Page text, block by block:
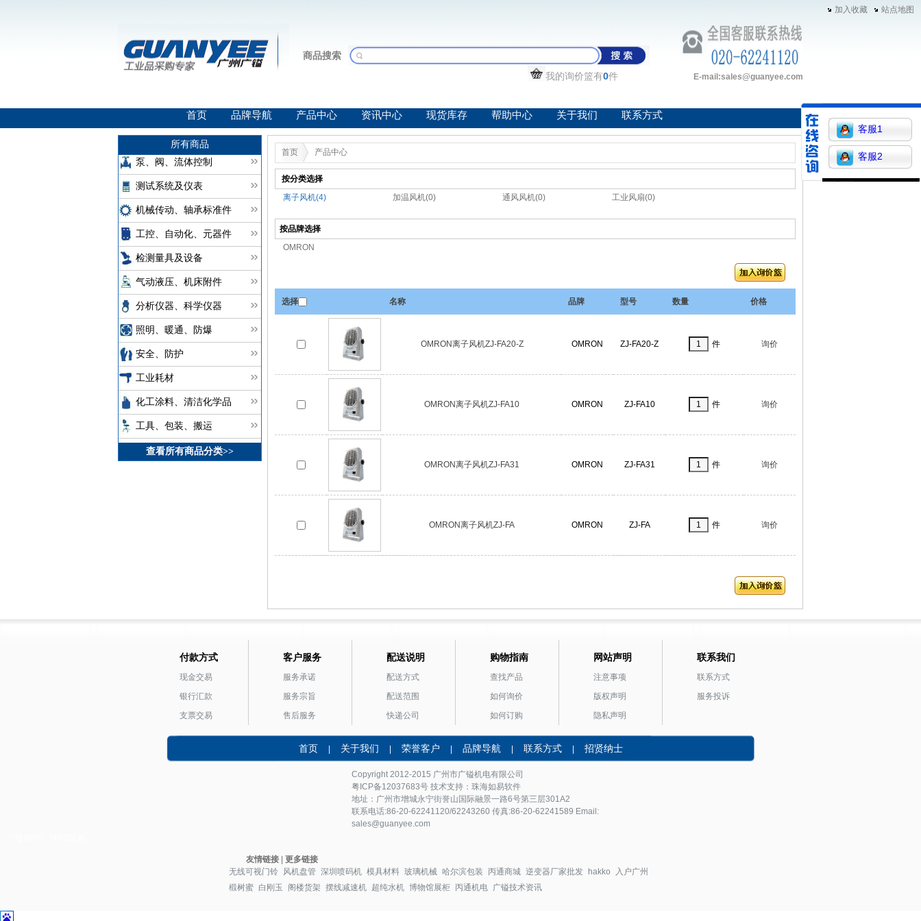
客服1
客服2
加入收藏 站点地图
商品搜索
我的询价篮有0件 E-mail:sales@guanyee.com
首页 品牌导航 产品中心 资讯中心 现货库存 帮助中心 关于我们 联系方式
所有商品
泵、阀、流体控制
测试系统及仪表
机械传动、轴承标准件
工控、自动化、元器件
检测量具及设备
气动液压、机床附件
分析仪器、科学仪器
照明、暖通、防爆
安全、防护
工业耗材
化工涂料、清洁化学品
工具、包装、搬运
查看所有商品分类>>
首页 产品中心
按分类选择
离子风机(4)
加温风机(0) 通风风机(0) 工业风扇(0)
按品牌选择
OMRON
选择 名称 品牌 型号 数量 价格
OMRON离子风机ZJ-FA20-Z OMRON ZJ-FA20-Z 件 询价
OMRON离子风机ZJ-FA10 OMRON ZJ-FA10 件 询价
OMRON离子风机ZJ-FA31 OMRON ZJ-FA31 件 询价
OMRON离子风机ZJ-FA OMRON ZJ-FA 件 询价
付款方式
现金交易
银行汇款
支票交易
客户服务
服务承诺
服务宗旨
售后服务
配送说明
配送方式
配送范围
快递公司
购物指南
查找产品
如何询价
如何订购
网站声明
注意事项
版权声明
隐私声明
联系我们
联系方式
服务投诉
首页 | 关于我们 | 荣誉客户 | 品牌导航 | 联系方式 | 招贤纳士
Copyright 2012-2015 广州市广镒机电有限公司
粤ICP备12037683号技术支持：珠海如易软件
地址：广州市增城永宁街誉山国际融景一路6号第三层301A2
联系电话:86-20-62241120/62243260 传真:86-20-62241589 Email:
sales@guanyee.com
友情链接| 更多链接
无线可视门铃
风机盘管 深圳喷码机 模具材料 玻璃机械 哈尔滨包装 丙通商城 逆变器厂家批发 hakko
入户广州
椴树蜜 白刚玉 阁楼货架 摆线减速机 超纯水机 博物馆展柜 丙通机电 广镒技术资讯